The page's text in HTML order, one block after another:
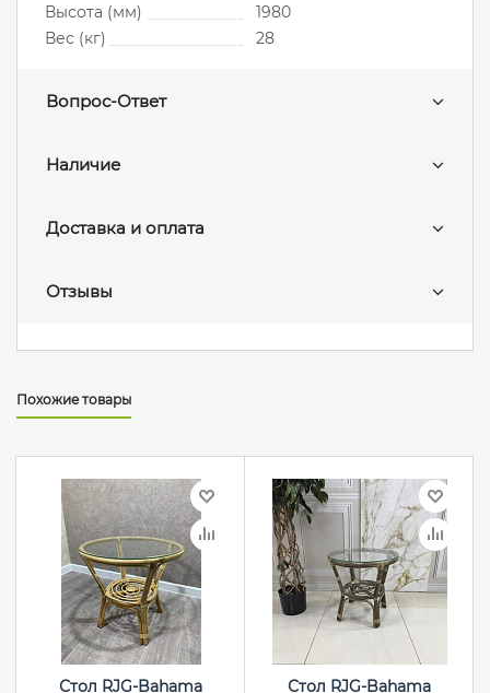
Высота (мм)
1980
Вес (кг)
28
Вопрос-Ответ
Наличие
Доставка и оплата
Отзывы
Похожие товары
Стол RJG-Bahama
Стол RJG-Bahama